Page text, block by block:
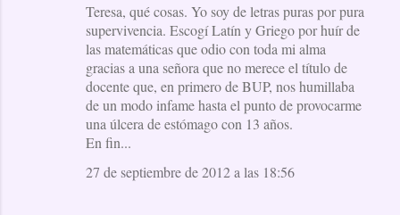
Teresa, qué cosas. Yo soy de letras puras por pura
supervivencia. Escogí Latín y Griego por huír de
las matemáticas que odio con toda mi alma
gracias a una señora que no merece el título de
docente que, en primero de BUP, nos humillaba
de un modo infame hasta el punto de provocarme
una úlcera de estómago con 13 años.
En fin...
27 de septiembre de 2012 a las 18:56